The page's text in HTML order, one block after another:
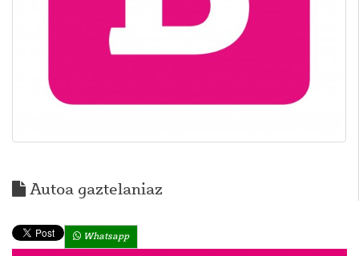
Autoa gaztelaniaz
Whatsapp